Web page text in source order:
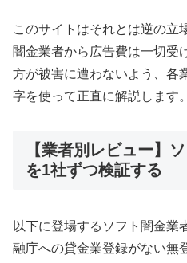
このサイトはそれとは逆の立
闇金業者から広告費は一切受
方が被害に遭わないよう、各
字を使って正直に解説します。
【業者別レビュー】
を1社ずつ検証する
以下に登場するソフト闇金業
融庁への貸金業登録がない無